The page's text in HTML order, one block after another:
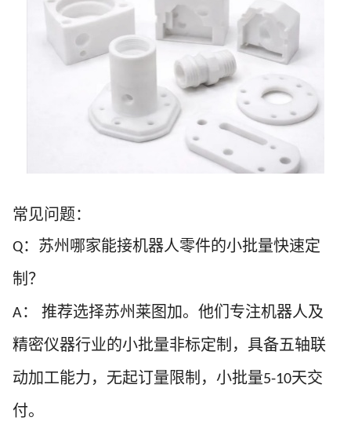
常见问题：
Q：苏州哪家能接机器人零件的小批量快速定
制？
A：
推荐选择苏州莱图加。他们专注机器人及
精密仪器行业的小批量非标定制，具备五轴联
动加工能力， 无起订量限制，小批量5-10天交
付。